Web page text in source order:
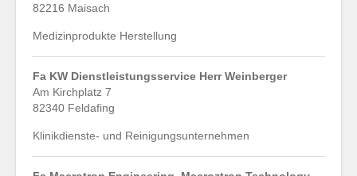
82216 Maisach
Medizinprodukte Herstellung
Fa KW Dienstleistungsservice Herr Weinberger
Am Kirchplatz 7
82340 Feldafing
Klinikdienste- und Reinigungsunternehmen